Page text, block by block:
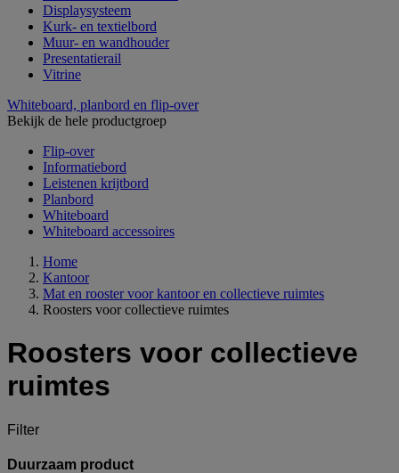
Displaysysteem
Kurk- en textielbord
Muur- en wandhouder
Presentatierail
Vitrine
Whiteboard, planbord en flip-over
Bekijk de hele productgroep
Flip-over
Informatiebord
Leistenen krijtbord
Planbord
Whiteboard
Whiteboard accessoires
Home
Kantoor
Mat en rooster voor kantoor en collectieve ruimtes
Roosters voor collectieve ruimtes
Roosters voor collectieve
ruimtes
Filter
Duurzaam product